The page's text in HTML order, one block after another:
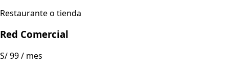
Restaurante o tienda
Red Comercial
S/ 99/ mes